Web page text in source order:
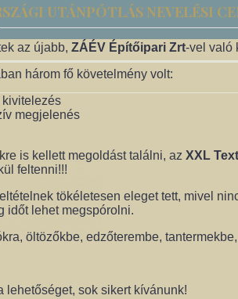
UTÁNPÓTLÁS NEVELÉSI
az újabb, ZÁÉV Építőipari Zrt-vel való
három fő követelmény volt:
kivitelezés
megjelenés
is kellett megoldást találni, az XXL
feltenni!!!
tökéletesen eleget tett, mivel
időt lehet megspórolni.
öltözőkbe, edzőterembe,
lehetőséget, sok sikert kívánunk!